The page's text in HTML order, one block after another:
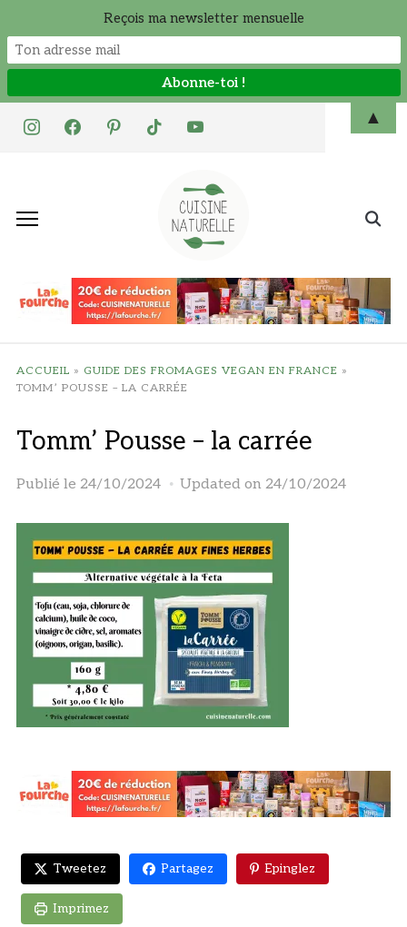
instagramfacebookpinteresttiktok youtube
Search
ACCUEIL » GUIDE DES FROMAGES VEGAN EN FRANCE »
TOMM’ POUSSE – LA CARRÉE
Tomm’ Pousse – la carrée
Publié le 24/10/2024 Updated on 24/10/2024
Tweetez Partagez Epinglez
Imprimez
Reçois ma newsletter mensuelle
▲